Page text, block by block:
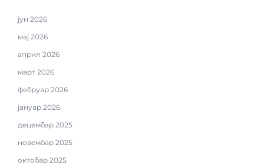
јун 2026
мај 2026
април 2026
март 2026
фебруар 2026
јануар 2026
децембар 2025
новембар 2025
октобар 2025